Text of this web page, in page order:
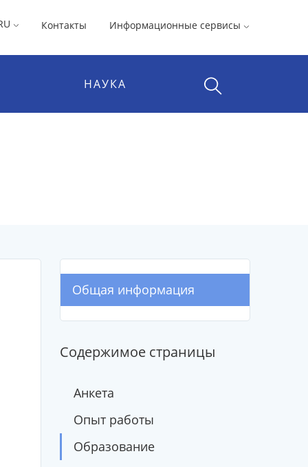
Контакты Информационные сервисы
НАУКА
Общая информация
Содержимое страницы
Анкета
Опыт работы
Образование